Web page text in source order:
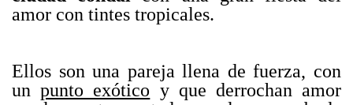
amor con tintes tropicales.
Ellos son una pareja llena de fuerza, con
unpunto exótico y que derrochan amor